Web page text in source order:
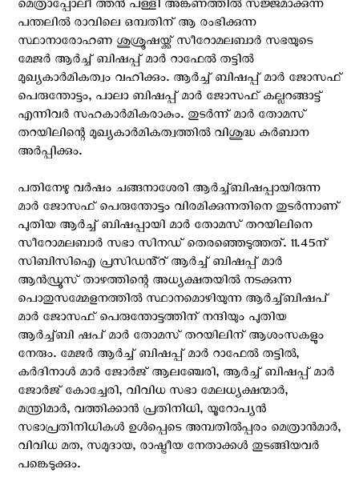
മെത്രാപ്പോലീ ത്തൻ പള്ളി അങ്കണത്തിൽ സജ്ജമാക്കുന്ന
പന്തലിൽ രാവിലെ ഒമ്പതിന് ആ രംഭിക്കുന്ന
സ്ഥാനാരോഹണ ശുശ്രൂഷയ്ക്ക് സീറോമലബാർ സഭയുടെ
മേജർ ആർച്ച് ബിഷപ്പ് മാർ റാഫേൽ തട്ടിൽ
മുഖ്യകാർമികത്വം വഹിക്കും. ആർച്ച് ബിഷപ്പ് മാർ ജോസഫ്
പെരുന്തോട്ടം, പാലാ ബിഷപ്പ് മാർ ജോസഫ് കല്ലറങ്ങാട്ട്
എന്നിവർ സഹകാർമികരാകും. തുടർന്ന് മാർ തോമസ്
തറയിലിന്റെ മുഖ്യകാർമികത്വത്തിൽ വിശുദ്ധ കുർബാന
അർപ്പിക്കും.
പതിനേഴു വർഷം ചങ്ങനാശേരി ആർച്ച്ബിഷപ്പായിരുന്ന
മാർ ജോസഫ് പെരുന്തോട്ടം വിരമിക്കുന്നതിനെ തുടർന്നാണ്
പുതിയ ആർച്ച് ബിഷപ്പായി മാർ തോമസ് തറയിലിനെ
സീറോമലബാർ സഭാ സിനഡ് തെരഞ്ഞെടുത്തത്. 11.45ന്
സിബിസിഐ പ്രസിഡൻ്റ് ആർച്ച് ബിഷപ്പ് മാർ
ആൻഡ്രൂസ് താഴത്തിന്റെ അധ്യക്ഷതയിൽ നടക്കുന്ന
പൊതുസമ്മേളനത്തിൽ സ്ഥാനമൊഴിയുന്ന ആർച്ച്ബിഷപ്
മാർ ജോസഫ് പെരുന്തോട്ടത്തിന് നന്ദിയും പുതിയ
ആർച്ച്ബി ഷപ് മാർ തോമസ് തറയിലിന് ആശംസകളും
നേരും. മേജർ ആർച്ച് ബിഷപ്പ് മാർ റാഫേൽ തട്ടിൽ,
കർദിനാൾ മാർ ജോർജ് ആലഞ്ചേരി, ആർച്ച് ബിഷപ്പ് മാർ
ജോർജ് കോച്ചേരി, വിവിധ സഭാ മേലധ്യക്ഷന്മാർ,
മന്ത്രിമാർ, വത്തിക്കാൻ പ്രതിനിധി, യൂറോപ്യൻ
സഭാപ്രതിനിധികൾ ഉൾപ്പെടെ അമ്പതിൽപ്പരം മെത്രാൻമാർ,
വിവിധ മത, സമുദായ, രാഷ്ട്രീയ നേതാക്കൾ തുടങ്ങിയവർ
പങ്കെടുക്കും.